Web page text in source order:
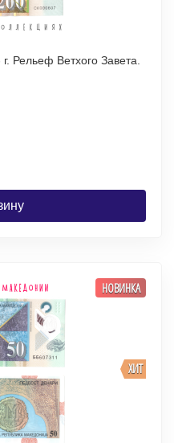
Рельеф Ветхого Завета.
ХИТ
НОВИНКА